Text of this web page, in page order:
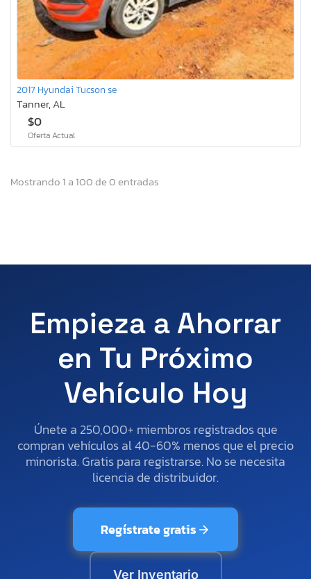
2017 Hyundai Tucson se
Tanner, AL
$0
Oferta Actual
Mostrando 1 a 100 de 0 entradas
Empieza a Ahorrar
en Tu Próximo
Vehículo Hoy
Únete a 250,000+ miembros registrados que
compran vehículos al 40-60% menos que el precio
minorista. Gratis para registrarse. No se necesita
licencia de distribuidor.
Regístrate gratis
Ver Inventario